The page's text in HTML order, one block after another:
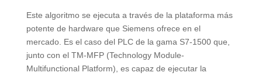
Este algoritmo se ejecuta a través de la plataforma más
potente de hardware que Siemens ofrece en el
mercado. Es el caso del PLC de la gama S7-1500 que,
junto con el TM-MFP (Technology Module-
Multifunctional Platform), es capaz de ejecutar la